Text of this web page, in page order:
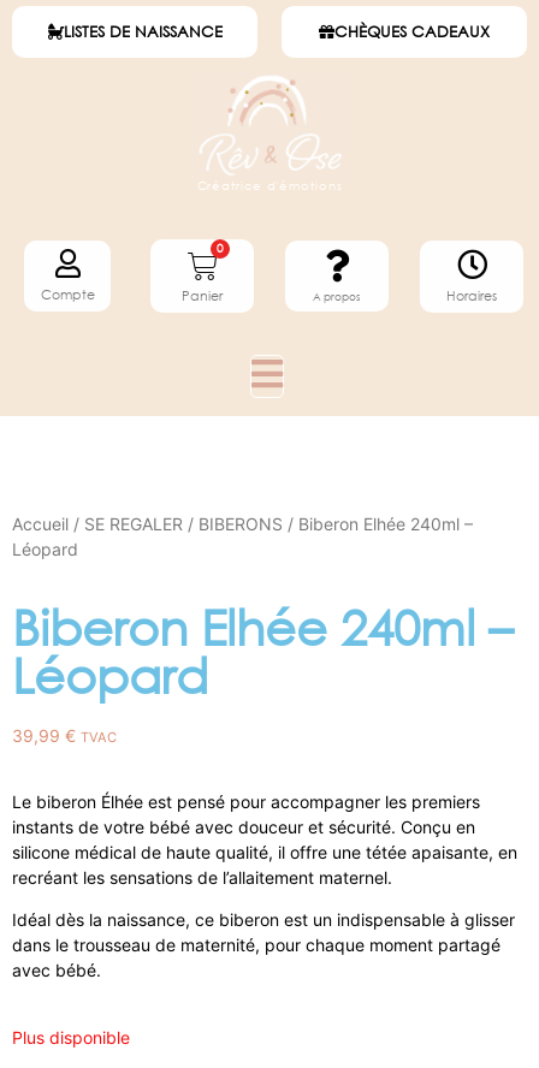
LISTES DE NAISSANCE CHÈQUES CADEAUX
Créatrice d'émotions
Compte
0
Panier A propos Horaires
Accueil / SE REGALER / BIBERONS / Biberon Elhée 240ml –
Léopard
Biberon Elhée 240ml –
Léopard
39,99 € TVAC
Le biberon Élhée est pensé pour accompagner les premiers
instants de votre bébé avec douceur et sécurité. Conçu en
silicone médical de haute qualité, il offre une tétée apaisante, en
recréant les sensations de l’allaitement maternel.
Idéal dès la naissance, ce biberon est un indispensable à glisser
dans le trousseau de maternité, pour chaque moment partagé
avec bébé.
Plus disponible